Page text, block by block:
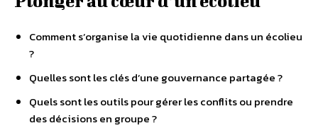
Comment s’organise la vie quotidienne dans un écolieu
?
Quelles sont les clés d’une gouvernance partagée ?
Quels sont les outils pour gérer les conflits ou prendre
des décisions en groupe ?